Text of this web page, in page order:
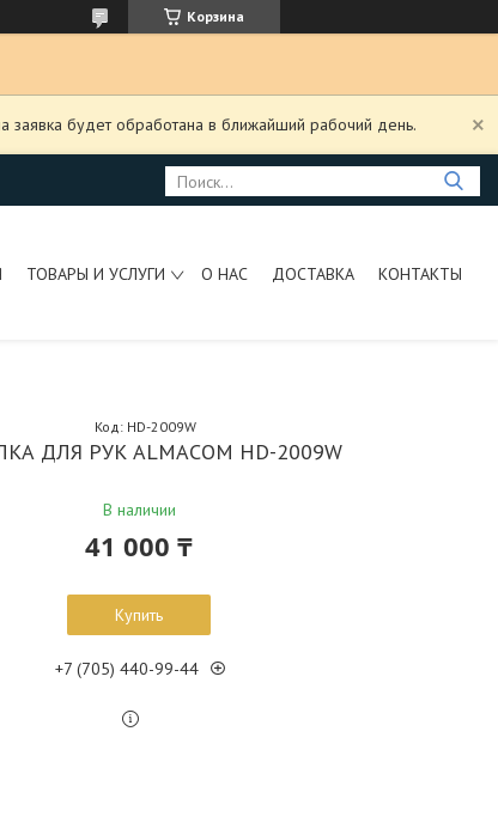
Корзина
заявка будет обработана в ближайший рабочий день.
ТОВАРЫ И УСЛУГИ О НАС ДОСТАВКА КОНТАКТЫ
ДЛЯ РУК ALMACOM HD-2009W
В наличии
Код: HD-2009W
41 000 ₸
Купить
+7 (705) 440-99-44